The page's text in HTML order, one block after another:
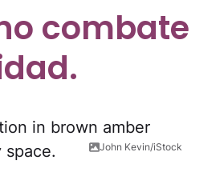
combate
John Kevin/iStock